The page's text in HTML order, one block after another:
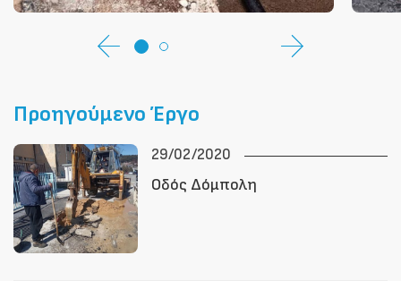
Προηγούμενο Έργο
29/02/2020
Οδός Δόμπολη